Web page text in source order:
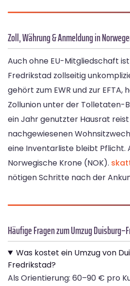
Zoll, Währung & Anmeldung in
Auch ohne EU-Mitgliedschaft
Fredrikstad zollseitig
gehört zum EWR und zur EFTA,
Zollunion unter der Tolletaten-
ein Jahr genutzter Hausrat
nachgewiesenen
eine Inventarliste bleibt Pflicht.
Norwegische Krone (NOK).
nötigen Schritte nach der
Häufige Fragen zum Umzug
Was kostet ein Umzug von
Fredrikstad?
Als Orientierung: 60–90 € pro